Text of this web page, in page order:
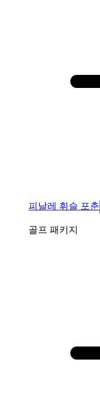
피날레 휘슬 포춘
골프 패키지